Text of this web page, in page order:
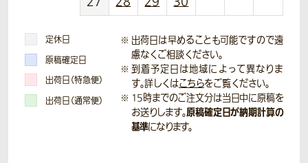
定休日
原稿確定日
出荷日（特急便）
出荷日（通常便）
出荷日は早めることも可能ですので遠
慮なくご相談ください。
到着予定日は地域によって異なりま
す。詳しくはこちらをご覧ください。
15時までのご注文分は当日中に原稿を
お送りします。原稿確定日が納期計算の
基準になります。